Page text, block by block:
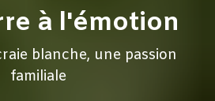
à l'émotion
blanche, une passion
familiale